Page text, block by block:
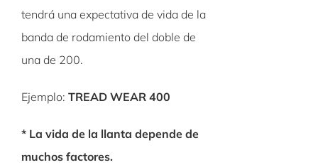
tendrá una expectativa de vida de la
banda de rodamiento del doble de
una de 200.
Ejemplo: TREAD WEAR 400
* La vida de la llanta depende de
muchos factores.